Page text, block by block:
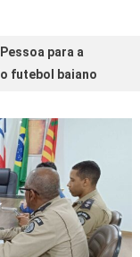
para a
futebol baiano